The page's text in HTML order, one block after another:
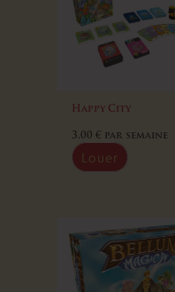
Happy City
3,00 € par semaine
Louer